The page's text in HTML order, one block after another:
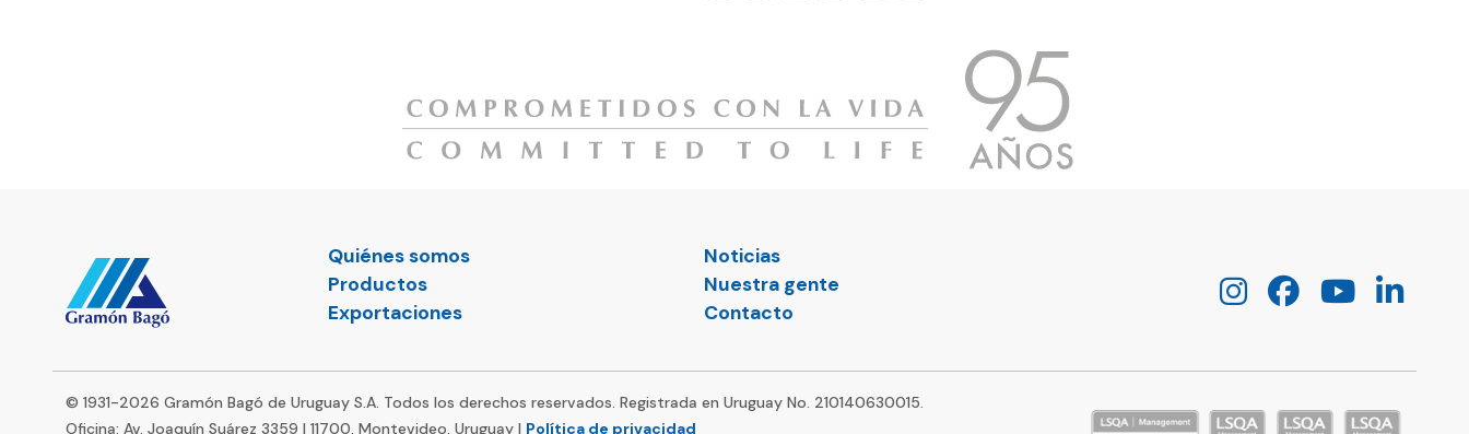
Quiénes somos
Productos
Exportaciones
Noticias
Nuestra gente
Contacto
© 1931-2026 Gramón Bagó de Uruguay S.A. Todos los derechos reservados. Registrada en Uruguay No. 210140630015.
Oficina: Av. Joaquín Suárez 3359 | 11700, Montevideo, Uruguay | Política de privacidad